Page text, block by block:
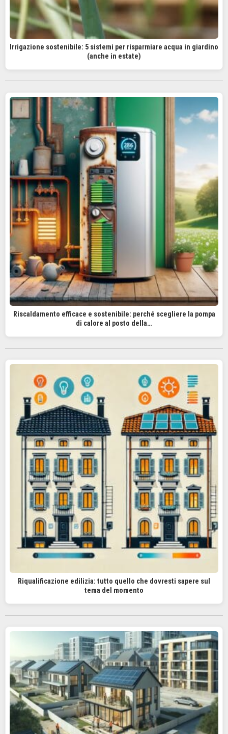
Irrigazione sostenibile: 5 sistemi per risparmiare acqua in giardino
(anche in estate)
Riscaldamento efficace e sostenibile: perché scegliere la pompa
di calore al posto della…
Riqualificazione edilizia: tutto quello che dovresti sapere sul
tema del momento